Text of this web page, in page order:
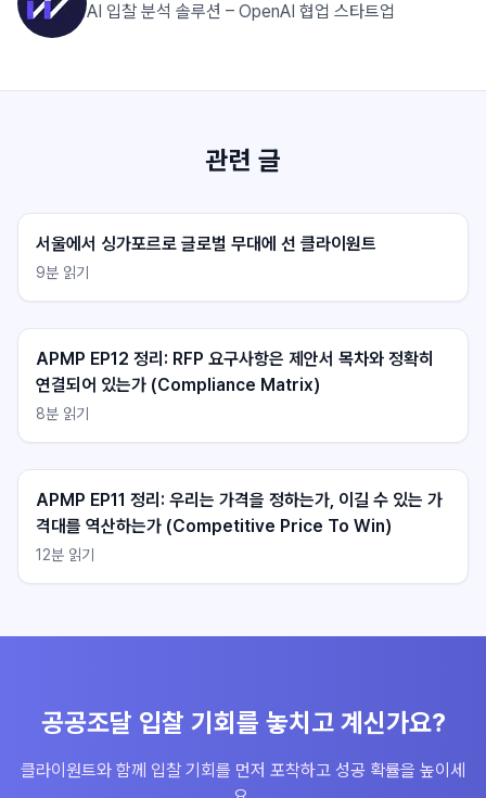
AI 입찰 분석 솔루션 – OpenAI 협업 스타트업
관련 글
서울에서 싱가포르로 글로벌 무대에 선 클라이원트
9분 읽기
APMP EP12 정리: RFP 요구사항은 제안서 목차와 정확히
연결되어 있는가 (Compliance Matrix)
8분 읽기
APMP EP11 정리: 우리는 가격을 정하는가, 이길 수 있는 가
격대를 역산하는가 (Competitive Price To Win)
12분 읽기
공공조달 입찰 기회를 놓치고 계신가요?
클라이원트와 함께 입찰 기회를 먼저 포착하고 성공 확률을 높이세